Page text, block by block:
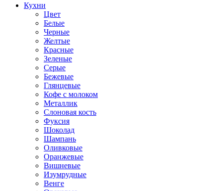
Кухни
Цвет
Белые
Черные
Желтые
Красные
Зеленые
Серые
Бежевые
Глянцевые
Кофе с молоком
Металлик
Слоновая кость
Фуксия
Шоколад
Шампань
Оливковые
Оранжевые
Вишневые
Изумрудные
Венге